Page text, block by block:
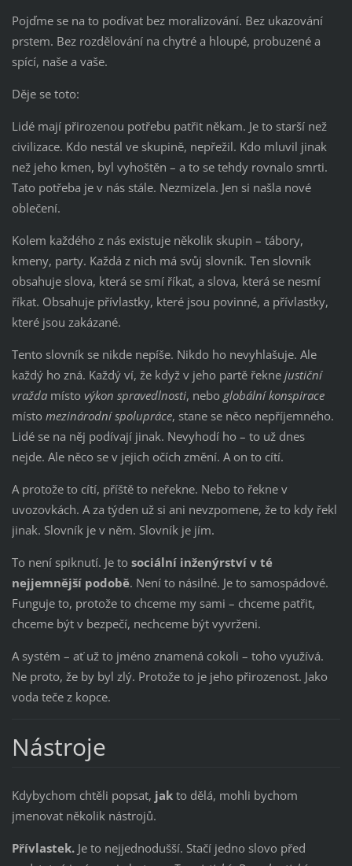
Pojďme se na to podívat bez moralizování. Bez ukazování
prstem. Bez rozdělování na chytré a hloupé, probuzené a
spící, naše a vaše.
Děje se toto:
Lidé mají přirozenou potřebu patřit někam. Je to starší než
civilizace. Kdo nestál ve skupině, nepřežil. Kdo mluvil jinak
než jeho kmen, byl vyhoštěn – a to se tehdy rovnalo smrti.
Tato potřeba je v nás stále. Nezmizela. Jen si našla nové
oblečení.
Kolem každého z nás existuje několik skupin – tábory,
kmeny, party. Každá z nich má svůj slovník. Ten slovník
obsahuje slova, která se smí říkat, a slova, která se nesmí
říkat. Obsahuje přívlastky, které jsou povinné, a přívlastky,
které jsou zakázané.
Tento slovník se nikde nepíše. Nikdo ho nevyhlašuje. Ale
každý ho zná. Každý ví, že když v jeho partě řekne justiční
vraždamísto výkon spravedlnosti, nebo globální konspirace
místo mezinárodní spolupráce, stane se něco nepříjemného.
Lidé se na něj podívají jinak. Nevyhodí ho – to už dnes
nejde. Ale něco se v jejich očích změní. A on to cítí.
A protože to cítí, příště to neřekne. Nebo to řekne v
uvozovkách. A za týden už si ani nevzpomene, že to kdy řekl
jinak. Slovník je v něm. Slovník je jím.
To není spiknutí. Je to sociální inženýrství v té
nejjemnější podobě. Není to násilné. Je to samospádové.
Funguje to, protože to chceme my sami – chceme patřit,
chceme být v bezpečí, nechceme být vyvrženi.
A systém – ať už to jméno znamená cokoli – toho využívá.
Ne proto, že by byl zlý. Protože to je jeho přirozenost. Jako
voda teče z kopce.
Nástroje
Kdybychom chtěli popsat, jakto dělá, mohli bychom
jmenovat několik nástrojů.
Přívlastek.Je to nejjednodušší. Stačí jedno slovo před